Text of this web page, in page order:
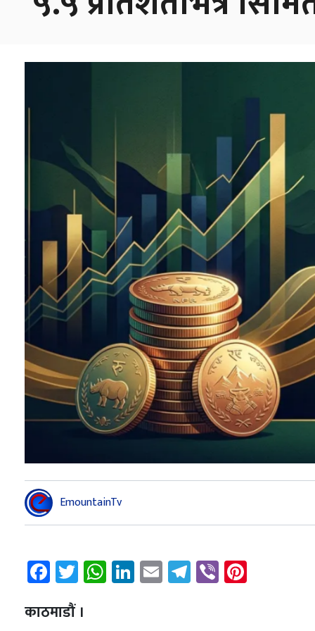
EmountainTv
Facebook
Twitter
WhatsApp
LinkedIn
EmailTelegram
Viber
काठमाडौं ।